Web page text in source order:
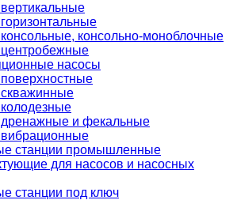
консольно-моноблочные
насосы
и фекальные
станции промышленные
для насосов и насосных
станции под ключ